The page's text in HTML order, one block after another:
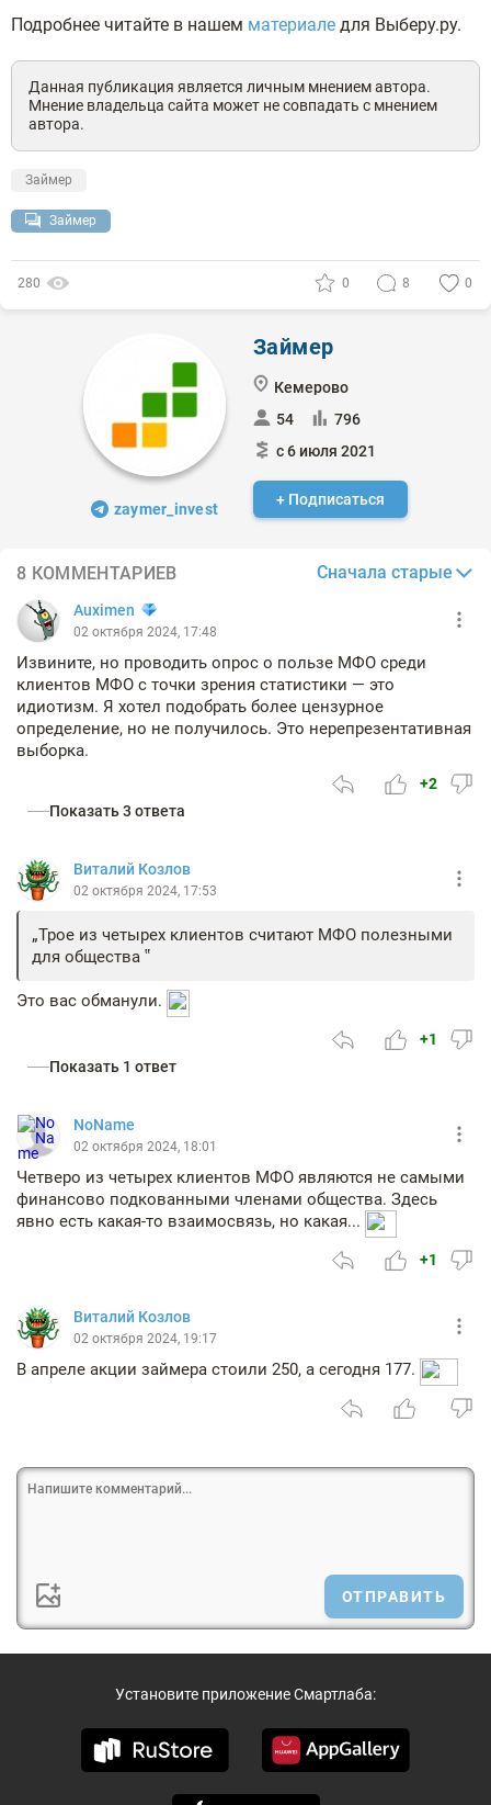
Подробнее читайте в нашем материале для Выберу.ру.
Данная публикация является личным мнением автора.
Мнение владельца сайта может не совпадать с мнением
автора.
Займер
Займер
280 0 8 0
zaymer_invest
Займер
Кемерово
54
796
с 6 июля 2021
+ Подписаться
8 КОММЕНТАРИЕВ Сначала старые
Auximen
02 октября 2024, 17:48
Извините, но проводить опрос о пользе МФО среди
клиентов МФО с точки зрения статистики — это
идиотизм. Я хотел подобрать более цензурное
определение, но не получилось. Это нерепрезентативная
выборка.
+2
Показать 3 ответа
Виталий Козлов
02 октября 2024, 17:53
Трое из четырех клиентов считают МФО полезными
для общества
Это вас обманули.
+1
Показать 1 ответ
NoName
02 октября 2024, 18:01
Четверо из четырех клиентов МФО являются не самыми
финансово подкованными членами общества. Здесь
явно есть какая-то взаимосвязь, но какая...
+1
Виталий Козлов
02 октября 2024, 19:17
В апреле акции займера стоили 250, а сегодня 177.
ОТПРАВИТЬ
Установите приложение Смартлаба: